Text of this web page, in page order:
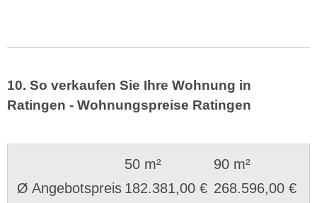
10. So verkaufen Sie Ihre Wohnung in
Ratingen - Wohnungspreise Ratingen
50 m²
90 m²
Ø Angebotspreis 182.381,00 € 268.596,00 €